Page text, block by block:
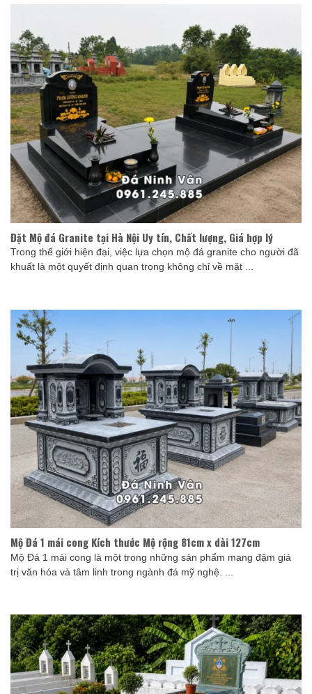
Đặt Mộ đá Granite tại Hà Nội Uy tín, Chất lượng, Giá hợp lý
Trong thế giới hiện đại, việc lựa chọn mộ đá granite cho người đã
khuất là một quyết định quan trọng không chỉ về mặt ...
Mộ Đá 1 mái cong Kích thước Mộ rộng 81cm x dài 127cm
Mộ Đá 1 mái cong là một trong những sản phẩm mang đậm giá
trị văn hóa và tâm linh trong ngành đá mỹ nghệ. ...